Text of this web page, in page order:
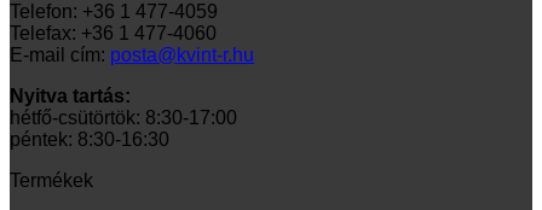
Telefon: +36 1 477-4059
Telefax: +36 1 477-4060
E-mail cím: posta@kvint-r.hu
Nyitva tartás:
hétfő-csütörtök: 8:30-17:00
péntek: 8:30-16:30
Termékek